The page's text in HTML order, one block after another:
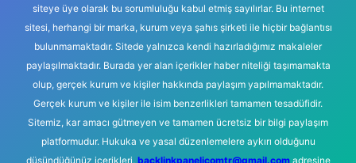
siteye üye olarak bu sorumluluğu kabul etmiş sayılırlar. Bu internet
sitesi, herhangi bir marka, kurum veya şahıs şirketi ile hiçbir bağlantısı
bulunmamaktadır. Sitede yalnızca kendi hazırladığımız makaleler
paylaşılmaktadır. Burada yer alan içerikler haber niteliği taşımamakta
olup, gerçek kurum ve kişiler hakkında paylaşım yapılmamaktadır.
Gerçek kurum ve kişiler ile isim benzerlikleri tamamen tesadüfidir.
Sitemiz, kar amacı gütmeyen ve tamamen ücretsiz bir bilgi paylaşım
platformudur. Hukuka ve yasal düzenlemelere aykırı olduğunu
düşündüğünüz içerikleri, backlinkpanelicomtr@gmail.comadresine